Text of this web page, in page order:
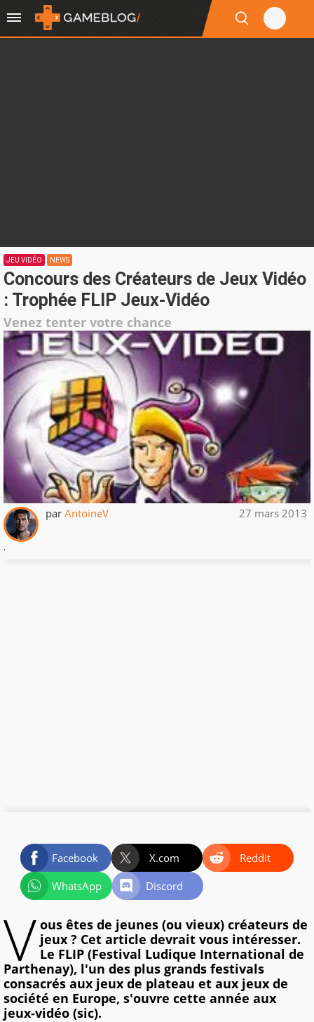
JEU VIDÉO NEWS
Concours des Créateurs de Jeux Vidéo
: Trophée FLIP Jeux-Vidéo
Venez tenter votre chance
par AntoineV 27 mars 2013
.
Facebook X.com
Reddit
WhatsApp
Discord
V ous êtes de jeunes (ou vieux) créateurs de
jeux ? Cet article devrait vous intéresser.
Le FLIP (Festival Ludique International de
Parthenay), l'un des plus grands festivals
consacrés aux jeux de plateau et aux jeux de
société en Europe, s'ouvre cette année aux
jeux-vidéo (sic).